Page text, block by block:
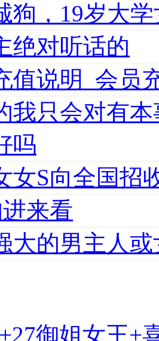
狗，19岁大
绝对听话的
值说明_会员
我只会对有
吗
女S向全国招
来看
大的男主人
+27御姐女王